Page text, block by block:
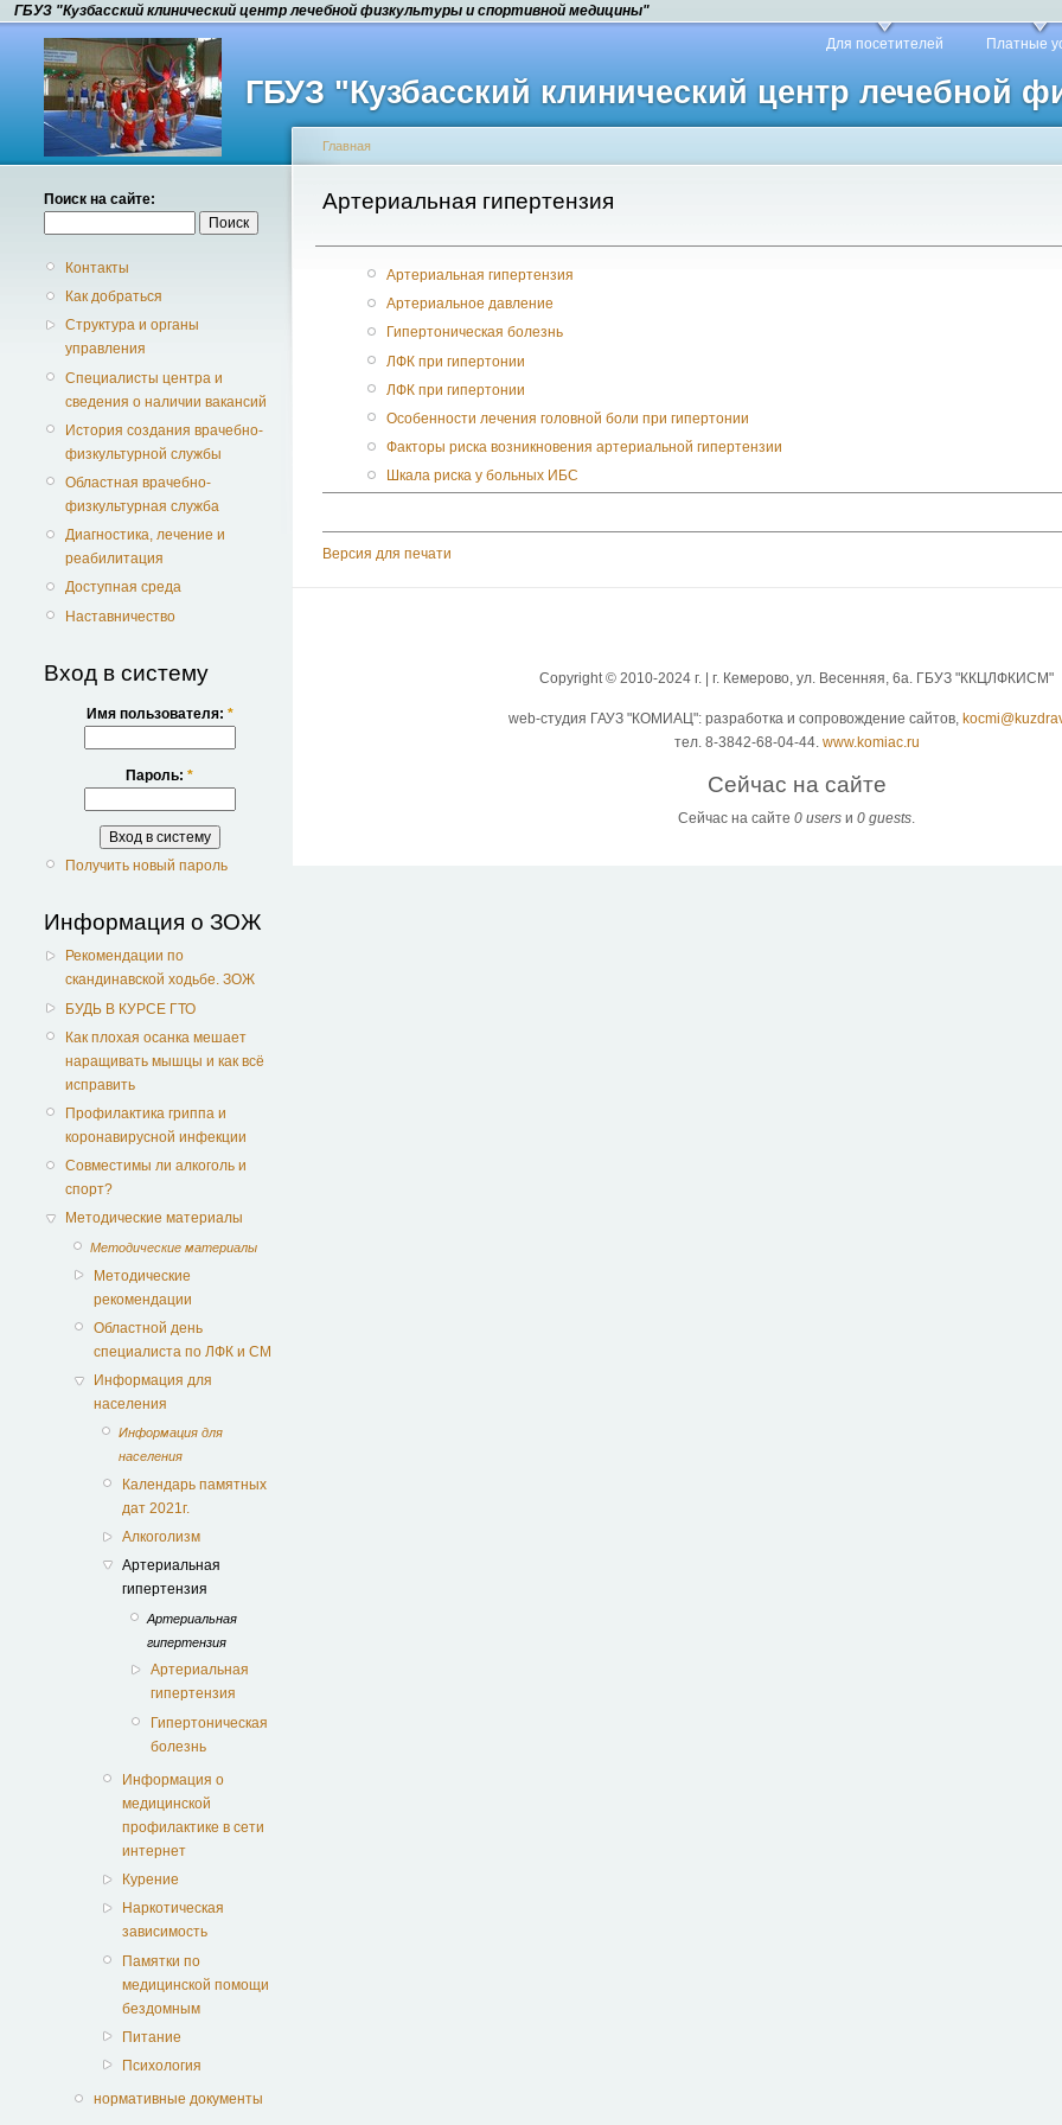
ГБУЗ "Кузбасский клинический центр лечебной физкультуры и спортивной медицины"
ГБУЗ "Кузбасский клинический центр лечебной
Для посетителей Платные
Поиск на сайте:
Контакты
Как добраться
Структура и органы
управления
Специалисты центра и
сведения о наличии вакансий
История создания врачебно-
физкультурной службы
Областная врачебно-
физкультурная служба
Диагностика, лечение и
реабилитация
Доступная среда
Наставничество
Вход в систему
Имя пользователя: *
Пароль: *
Получить новый пароль
Информация о ЗОЖ
Рекомендации по
скандинавской ходьбе. ЗОЖ
БУДЬ В КУРСЕ ГТО
Как плохая осанка мешает
наращивать мышцы и как всё
исправить
Профилактика гриппа и
коронавирусной инфекции
Совместимы ли алкоголь и
спорт?
Методические материалы
Методические материалы
Методические
рекомендации
Областной день
специалиста по ЛФК и СМ
Информация для
населения
Информация для
населения
Календарь памятных
дат 2021г.
Алкоголизм
Артериальная
гипертензия
Артериальная
гипертензия
Артериальная
гипертензия
Гипертоническая
болезнь
Информация о
медицинской
профилактике в сети
интернет
Курение
Наркотическая
зависимость
Памятки по
медицинской помощи
бездомным
Питание
Психология
нормативные документы
Главная
Артериальная гипертензия
Артериальная гипертензия
Артериальное давление
Гипертоническая болезнь
ЛФК при гипертонии
ЛФК при гипертонии
Особенности лечения головной боли при гипертонии
Факторы риска возникновения артериальной гипертензии
Шкала риска у больных ИБС
Версия для печати
Copyright © 2010-2024 г. | г. Кемерово, ул. Весенняя, 6а. ГБУЗ "ККЦЛФКИСМ"
web-студия ГАУЗ "КОМИАЦ": разработка и сопровождение сайтов,
тел. 8-3842-68-04-44. www.komiac.ru
Сейчас на сайте
Сейчас на сайте 0 users и 0 guests.